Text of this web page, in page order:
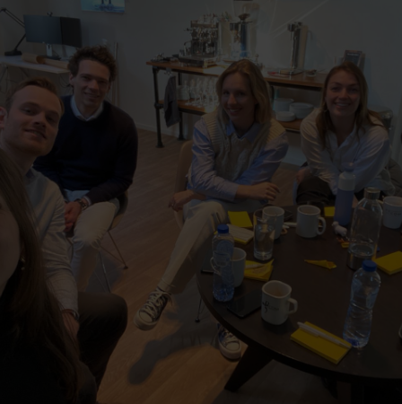
Alle consultancy vacatures
Traineeship Consultancy
Contact